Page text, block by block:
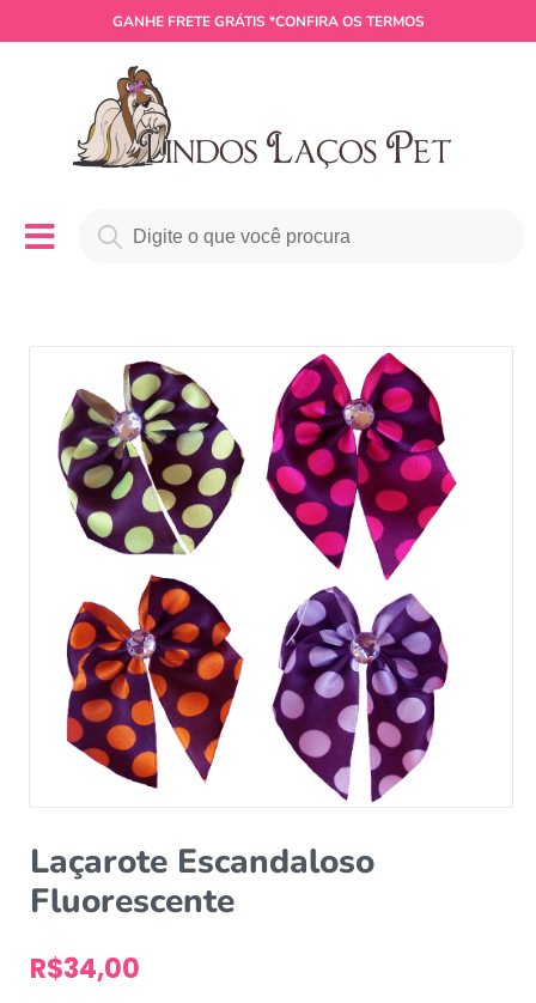
GANHE FRETE GRÁTIS *CONFIRA OS TERMOS
Laçarote Escandaloso
Fluorescente
R$34,00